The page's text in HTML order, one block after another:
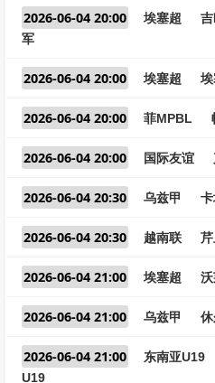
2026-06-04 20:00 埃塞超
军
2026-06-04 20:00 埃塞超
2026-06-04 20:00 菲MPBL
2026-06-04 20:00 国际友谊
2026-06-04 20:30 乌兹甲
2026-06-04 20:30 越南联
2026-06-04 21:00 埃塞超
2026-06-04 21:00 乌兹甲
2026-06-04 21:00 东南亚U19
U19